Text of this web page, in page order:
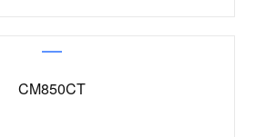
CM850CT